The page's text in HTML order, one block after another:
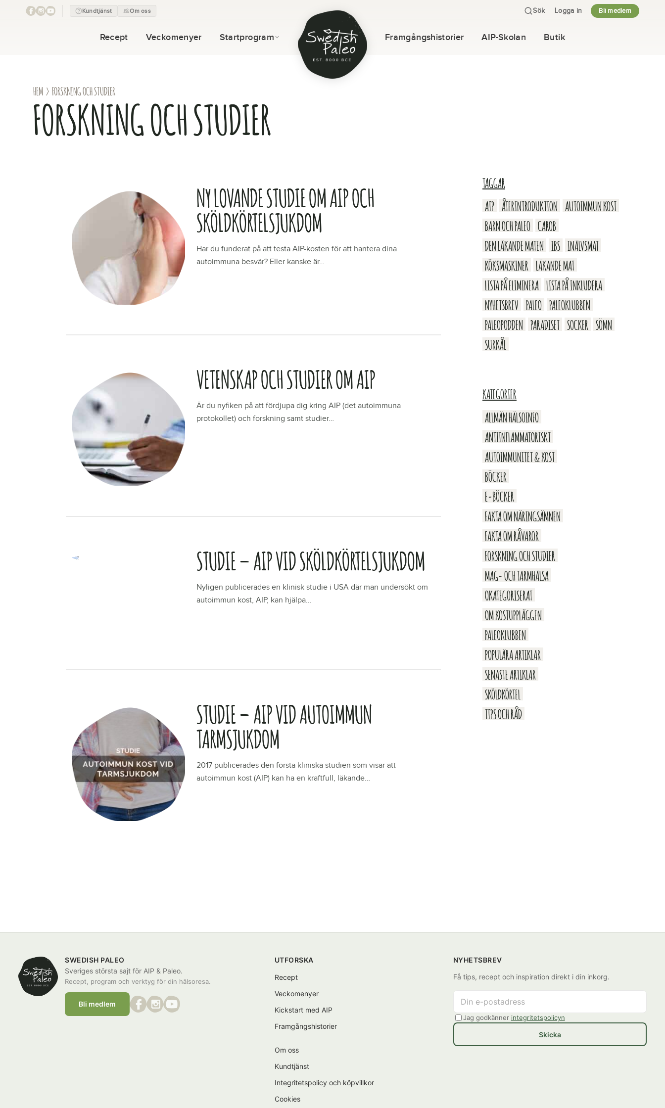
Kundtjänst Om oss Sök Logga in Bli medlem
Recept Veckomenyer Startprogram Framgångshistorier AIP-Skolan Butik
HEM › FORSKNING OCH STUDIER
FORSKNING OCH STUDIER
NY LOVANDE STUDIE OM AIP OCH
SKÖLDKÖRTELSJUKDOM
Har du funderat på att testa AIP-kosten för att hantera dina
autoimmuna besvär? Eller kanske är…
VETENSKAP OCH STUDIER OM AIP
Är du nyfiken på att fördjupa dig kring AIP (det autoimmuna
protokollet) och forskning samt studier…
STUDIE – AIP VID SKÖLDKÖRTELSJUKDOM
Nyligen publicerades en klinisk studie i USA där man undersökt om
autoimmun kost, AIP, kan hjälpa…
STUDIE – AIP VID AUTOIMMUN
TARMSJUKDOM
2017 publicerades den första kliniska studien som visar att
autoimmun kost (AIP) kan ha en kraftfull, läkande…
TAGGAR
AIP
ÅTERINTRODUKTION
AUTOIMMUN KOST
BARN OCH PALEO CAROB
DEN LÄKANDE MATEN IBS INÄLVSMAT
KÖKSMASKINER LÄKANDE MAT
LISTA PÅ ELIMINERA LISTA PÅ INKLUDERA
NYHETSBREV PALEO PALEOKLUBBEN
PALEOPODDEN PARADISET SOCKER SÖMN
SURKÅL
KATEGORIER
ALLMÄN HÄLSOINFO
ANTIINFLAMMATORISKT
AUTOIMMUNITET & KOST
BÖCKER
E-BÖCKER
FAKTA OM NÄRINGSÄMNEN
FAKTA OM RÅVAROR
FORSKNING OCH STUDIER
MAG- OCH TARMHÄLSA
OKATEGORISERAT
OM KOSTUPPLÄGGEN
PALEOKLUBBEN
POPULÄRA ARTIKLAR
SENASTE ARTIKLAR
SKÖLDKÖRTEL
TIPS OCH RÅD
SWEDISH PALEO
Sveriges största sajt för AIP & Paleo.
Recept, program och verktyg för din hälsoresa.
Bli medlem
UTFORSKA
Recept
Veckomenyer
Kickstart med AIP
Framgångshistorier
Om oss
Kundtjänst
Integritetspolicy och köpvillkor
Cookies
NYHETSBREV
Få tips, recept och inspiration direkt i din inkorg.
Jag godkänner integritetspolicyn
Skicka